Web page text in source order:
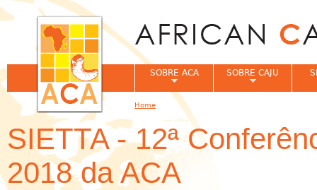
SIETTA - 12ª
2018 da ACA
SOBRE ACA SOBRE CAJU
You are here
Home